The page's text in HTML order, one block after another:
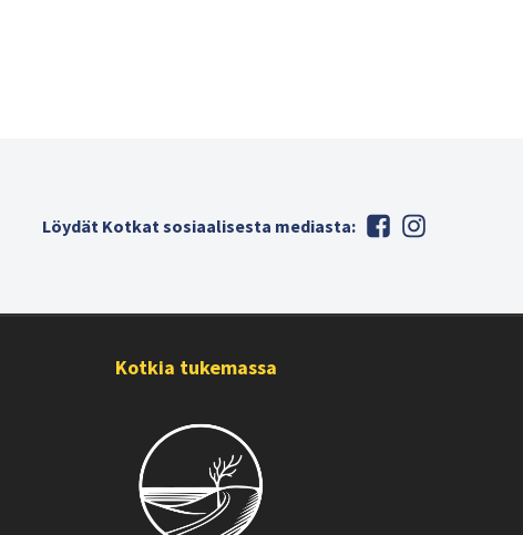
Löydät Kotkat sosiaalisesta mediasta:
Kotkia tukemassa